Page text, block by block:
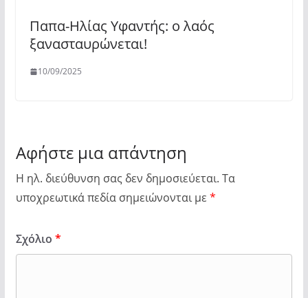
Παπα-Ηλίας Υφαντής: ο λαός
ξανασταυρώνεται!
10/09/2025
Αφήστε μια απάντηση
Η ηλ. διεύθυνση σας δεν δημοσιεύεται. Τα
υποχρεωτικά πεδία σημειώνονται με *
Σχόλιο *